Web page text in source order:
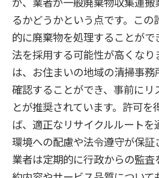
るかどうかという点です。こ
的に廃棄物を処理することが
法を採用する可能性が高くなり
は、お住まいの地域の清掃事
確認することができ、事前にリ
とが推奨されています。許可
ば、適正なリサイクルルートを
環境への配慮や法令遵守が保
業者は定期的に行政からの監